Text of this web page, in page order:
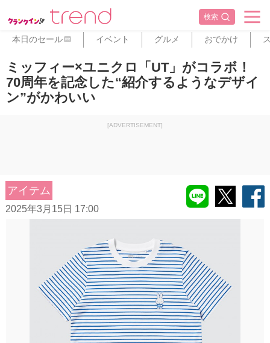
検索
本日のセール PR イベント グルメ おでかけ
ミッフィー×ユニクロ「UT」がコラボ！
70周年を記念した“紹介するようなデザイ
ン”がかわいい
[ADVERTISEMENT]
アイテム
2025年3月15日 17:00